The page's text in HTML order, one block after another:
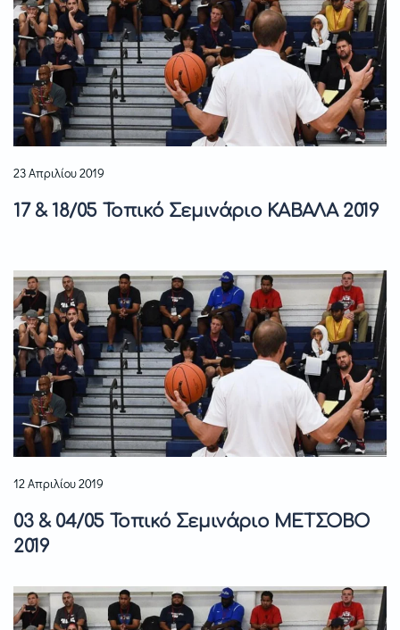
23 Απριλίου 2019
17 & 18/05 Τοπικό Σεμινάριο ΚΑΒΑΛΑ 2019
12 Απριλίου 2019
03 & 04/05 Τοπικό Σεμινάριο ΜΕΤΣΟΒΟ
2019